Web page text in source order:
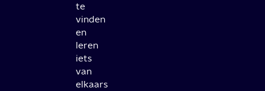
te
vinden
en
leren
iets
van
elkaars